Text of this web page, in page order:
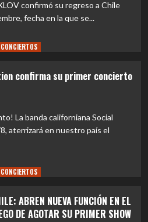
confirmó su regreso a Chile
fecha en la que se...
confirma su primer concierto
La banda californiana Social
aterrizará en nuestro país el
ABREN NUEVA FUNCIÓN EN EL
DE AGOTAR SU PRIMER SHOW